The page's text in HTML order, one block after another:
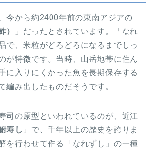
今から約2400年前の東南アジアの
）
」だったとされています。「なれ
で、米粒がどろどろになるまでしっ
が特徴です。当時、山岳地帯に住ん
に入りにくかった魚を長期保存する
編み出したものだそうです。
司の原型といわれているのが、近江
寿し 」で、千年以上の歴史を誇りま
を行わせて作る「なれずし」の一種